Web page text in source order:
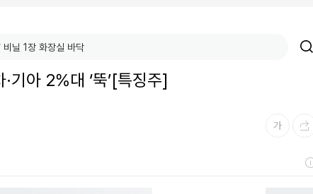
아 2%대 ‘뚝’[특징주]